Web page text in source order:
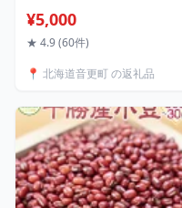
量＞ 2個 ～ 20個（1個あた
り100g）計200g～2kg
～ 2万3000円 よつ葉 よつ
バター 乳製品 生乳 パン 朝
食 冷蔵 十勝 北海道 音更町
送料無料
¥5,000
★ 4.9 (60件)
📍 北海道音更町 の返礼品